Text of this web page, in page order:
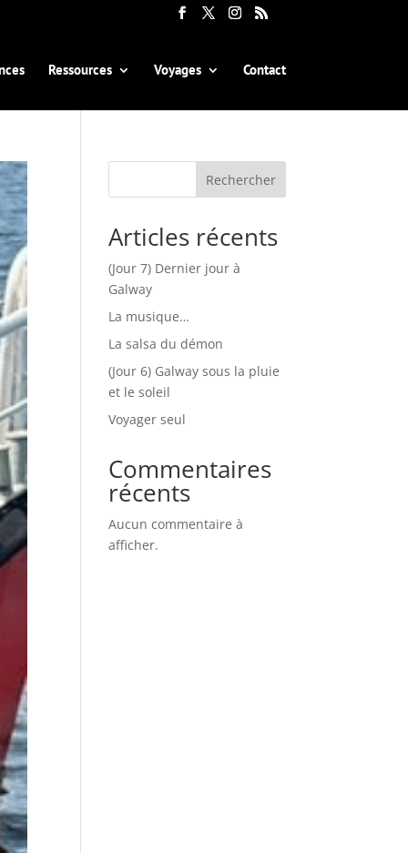
Ressources Voyages Contact
Rechercher
Articles récents
(Jour 7) Dernier jour à
Galway
La musique…
La salsa du démon
(Jour 6) Galway sous la pluie
et le soleil
Voyager seul
Commentaires
récents
Aucun commentaire à
afficher.